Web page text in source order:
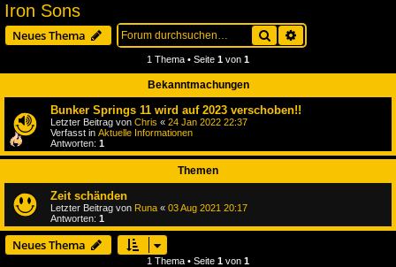
Iron Sons
Neues Thema Suche
1 Thema • Seite 1 von 1
Bekanntmachungen
Bunker Springs 11 wird auf 2023 verschoben!!
Letzter Beitrag von Chris « 24 Jan 2022 22:37
Verfasst in Aktuelle Informationen
Antworten: 1
Themen
Zeit schänden
Letzter Beitrag von Runa « 03 Aug 2021 20:17
Antworten: 1
Neues Thema
1 Thema • Seite 1 von 1